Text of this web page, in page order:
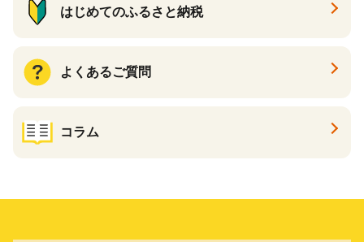
はじめてのふるさと納税
よくあるご質問
コラム